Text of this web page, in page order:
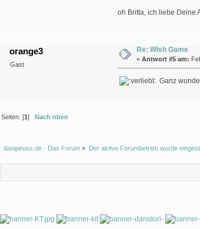
oh Britta, ich liebe Deine
orange3
Gast
Re: Wish Game
« Antwort #5 am:
Ganz
Seiten: [1]Nach oben
danipeuss.de - Das Forum » Der aktive Forumbetrieb wurde